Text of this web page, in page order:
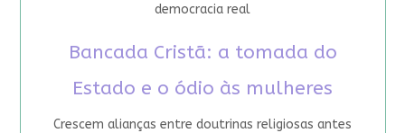
democracia real
Bancada Cristã: a tomada do
Estado e o ódio às mulheres
Crescem alianças entre doutrinas religiosas antes